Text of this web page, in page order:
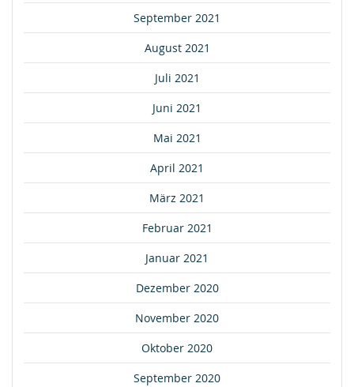
September 2021
August 2021
Juli 2021
Juni 2021
Mai 2021
April 2021
März 2021
Februar 2021
Januar 2021
Dezember 2020
November 2020
Oktober 2020
September 2020